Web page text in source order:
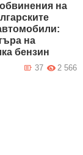
на
на
бензин
2 566
37